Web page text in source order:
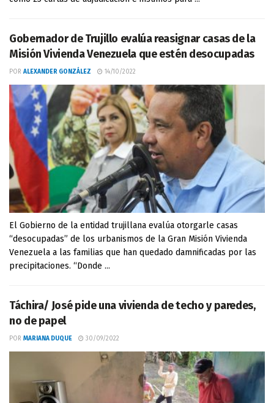
Gobernador de Trujillo evalúa reasignar casas de la
Misión Vivienda Venezuela que estén desocupadas
POR ALEXANDER GONZÁLEZ 14/10/2022
El Gobierno de la entidad trujillana evalúa otorgarle casas
“desocupadas” de los urbanismos de la Gran Misión Vivienda
Venezuela a las familias que han quedado damnificadas por las
precipitaciones. “Donde ...
Táchira/ José pide una vivienda de techo y paredes,
no de papel
POR MARIANA DUQUE 30/09/2022